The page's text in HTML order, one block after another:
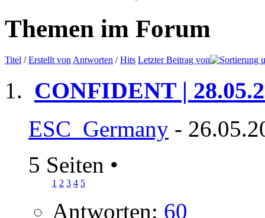
Themen im Forum
Titel /Erstellt von Antworten /Hits Letzter Beitrag von
CONFIDENT |
ESC_Germany -
5 Seiten •
1 2 3 4 5
Antworten: 60